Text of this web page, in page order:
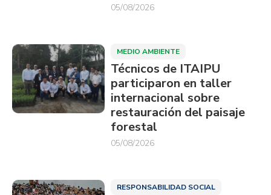
05/08/2026
MEDIO AMBIENTE
Técnicos de ITAIPU
participaron en taller
internacional sobre
restauración del paisaje
forestal
05/08/2026
RESPONSABILIDAD SOCIAL